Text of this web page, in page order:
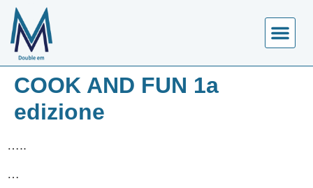
COOK AND FUN 1a
edizione
…..
…